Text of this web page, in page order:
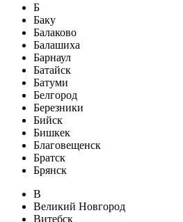
Б
Баку
Балаково
Балашиха
Барнаул
Батайск
Батуми
Белгород
Березники
Бийск
Бишкек
Благовещенск
Братск
Брянск
В
Великий Новгород
Витебск